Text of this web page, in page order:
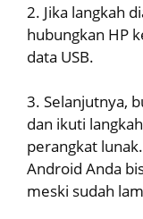
2. Jika langkah
hubungkan HP
data USB.
3. Selanjutnya,
dan ikuti
perangkat
Android Anda
meski sudah